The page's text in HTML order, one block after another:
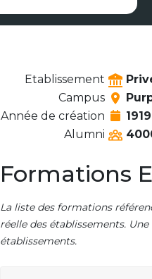
Etablissement
Campus
Année de création
1919
Alumni
Formations
La liste des formations
réelle des établissements.
établissements.